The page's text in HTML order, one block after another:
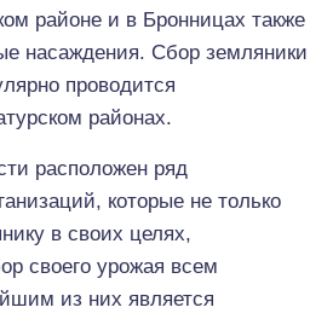
районе и в Бронницах также
насаждения. Сбор земляники
проводится
районах.
расположен ряд
которые не только
в своих целях,
своего урожая всем
из них является